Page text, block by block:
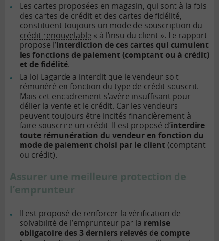
Les cartes proposées en magasin, qui sont à la fois
des cartes de crédit et des cartes de fidélité,
constituent toujours un mode de souscription du
crédit renouvelable « à l’insu du client ». Le rapport
propose l’interdiction de ces cartes qui cumulent
les fonctions de paiement (comptant ou à crédit)
et de fidélité.
La loi Lagarde a interdit que le vendeur soit
rémunéré en fonction du type de crédit souscrit.
Mais cet encadrement s’avère insuffisant pour
délier la vente et le crédit. Car les vendeurs
peuvent toujours être incités financièrement à
faire souscrire un crédit. Il est proposé d’interdire
toute rémunération du vendeur en fonction du
mode de paiement choisi par le client(comptant
ou crédit).
Assurer une meilleure protection de
l’emprunteur
Il est proposé de renforcer la vérification de
solvabilité de l’emprunteur par la remise
obligatoire des 3 derniers relevés de compte